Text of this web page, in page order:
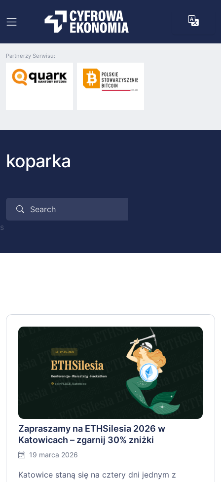
Partnerzy Serwisu:
koparka
s
Zapraszamy na ETHSilesia 2026 w
Katowicach – zgarnij 30% zniżki
19 marca 2026
Katowice staną się na cztery dni jednym z